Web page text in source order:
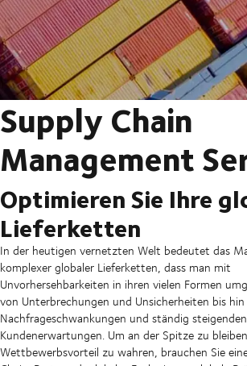
Supply Chain
Management
Optimieren Sie Ihre
Lieferketten
In der heutigen vernetzten Welt bedeutet das
komplexer globaler Lieferketten, dass man mit
Unvorhersehbarkeiten in ihren vielen Formen
von Unterbrechungen und Unsicherheiten bis hin
Nachfrageschwankungen und ständig steigenden
Kundenerwartungen. Um an der Spitze zu
Wettbewerbsvorteil zu wahren, brauchen Sie